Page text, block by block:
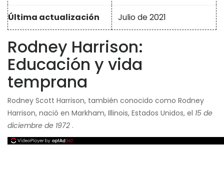
Última actualización Julio de 2021
Rodney Harrison:
Educación y vida
temprana
Rodney Scott Harrison, también conocido como Rodney
Harrison, nació en Markham, Illinois, Estados Unidos, el 15 de
diciembre de 1972 .